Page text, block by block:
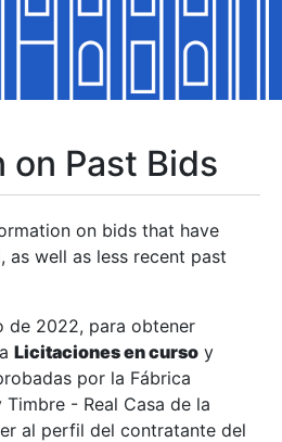
on Past Bids
on bids that have
as well as less recent past
de 2022, para obtener
Licitaciones en curso y
por la Fábrica
- Real Casa de la
al perfil del contratante del